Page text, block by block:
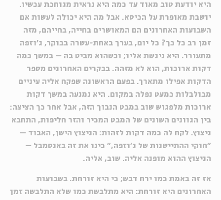
היא יודעת טוב מאוד עד כמה היא נראית מגוחכת עכשיו.
יושבת מאופרת על הכיסא. אבל מה היא יכולה לעשות אם
השבועות האחרונים הם המאושרים בחייה, בחייהם, מזה
זמן רב כל כך? כל יום, בערך באחת-עשרה בבוקר, ג'וזפה
מתעורר. היא ניגשת אליו; וכשהוא מביט בה – במשך כמה
דקות ארוכות, הוא לא מזהה. בבקרים האחרונים מספר
הדקות אפילו מתארך. בפעם הראשונה שפקח אליה עיניים
מבולבלות כמעט נפלה במקום. היא נמנעה במשך דקות
ארוכות מלפגוש שוב במבט הנבוך הזה, אבל אחר כך הציצה:
בין הגוונים השונים של המבט המכיר והזר חליפות, התחבא
ניצוץ. לקח לה כמה דקות לזהות: הניצוץ הישן, האבוד –
"חוקי ההתיישנות של ג'וזפה," כינו את זה באנסמבל –
הניצוץ ההוא מופנה אליה. שוב, אליה.
אז זה באמת כמו ירח דבש; כי היא זורחת. בשבועות
האחרונים היא זורחת: היא מתלבשת כמו שלא התלבשה זמן